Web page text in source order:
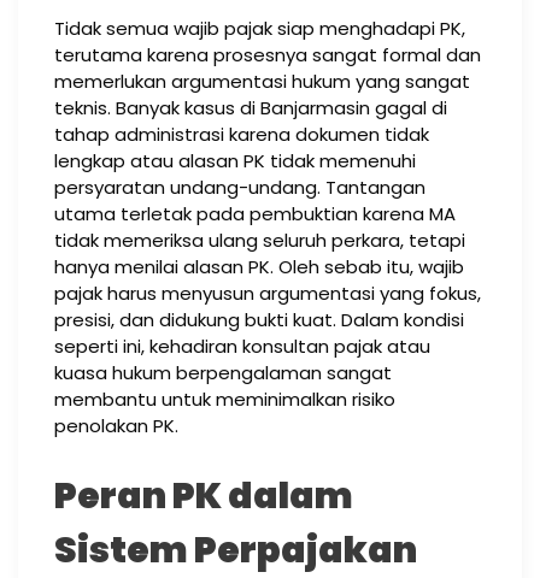
Tidak semua wajib pajak siap menghadapi PK,
terutama karena prosesnya sangat formal dan
memerlukan argumentasi hukum yang sangat
teknis. Banyak kasus di Banjarmasin gagal di
tahap administrasi karena dokumen tidak
lengkap atau alasan PK tidak memenuhi
persyaratan undang-undang. Tantangan
utama terletak pada pembuktian karena MA
tidak memeriksa ulang seluruh perkara, tetapi
hanya menilai alasan PK. Oleh sebab itu, wajib
pajak harus menyusun argumentasi yang fokus,
presisi, dan didukung bukti kuat. Dalam kondisi
seperti ini, kehadiran konsultan pajak atau
kuasa hukum berpengalaman sangat
membantu untuk meminimalkan risiko
penolakan PK.
Peran PK dalam
Sistem Perpajakan